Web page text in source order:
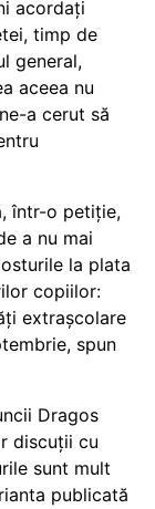
acordați
timp de
general,
aceea nu
a cerut să
într-o petiție,
a nu mai
la plata
copiilor:
extrașcolare
spun
Dragos
discuții cu
sunt mult
publicată